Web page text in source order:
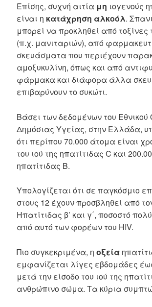
Επίσης, συχνή αιτία μη ιογενούς
είναι η κατάχρηση αλκοόλ.
μπορεί να προκληθεί από
(π.χ. μανιταριών), από
σκευάσματα που περιέχουν
αμοξυκυλίνη, όπως και από
φάρμακα και διάφορα άλλα
επιβαρύνουν το συκώτι.
Βάσει των δεδομένων του
Δημόσιας Υγείας, στην Ελλάδα,
ότι περίπου 70.000 άτομα είναι
του ιού της ηπατίτιδας C και
ηπατίτιδας Β.
Υπολογίζεται ότι σε παγκόσμιο
στους 12 έχουν προσβληθεί από
Ηπατίτιδας β’ και γ΄, ποσοστό
από αυτό των φορέων του HIV.
Πιο συγκεκριμένα, ηοξεία
εμφανίζεται λίγες εβδομάδες
μετά την είσοδο του ιού της
ανθρώπινο σώμα. Τα κύρια